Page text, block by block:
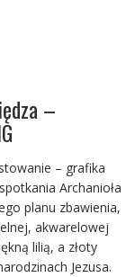
–
– grafika
Archanioła
planu zbawienia,
akwarelowej
lilią, a złoty
Jezusa.